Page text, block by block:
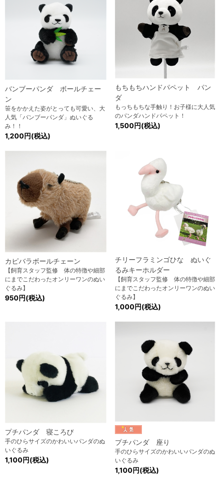
バンブーパンダ ボールチェー
ン
笹をかかえた姿がとっても可愛い、大
人気「バンブーパンダ」ぬいぐる
み！！
1,200円(税込)
もちもちハンドパペット パン
ダ
もっちもちな手触り！お子様に大人気
のパンダハンドパペット！
1,500円(税込)
カピバラボールチェーン
【飼育スタッフ監修 体の特徴や細部
にまでこだわったオンリーワンのぬい
ぐるみ】
950円(税込)
チリーフラミンゴひな ぬいぐ
るみキーホルダー
【飼育スタッフ監修 体の特徴や細部
にまでこだわったオンリーワンのぬい
ぐるみ】
1,000円(税込)
プチパンダ 寝ころび
手のひらサイズのかわいいパンダのぬ
いぐるみ
1,100円(税込)
プチパンダ 座り
手のひらサイズのかわいいパンダのぬ
いぐるみ
1,100円(税込)